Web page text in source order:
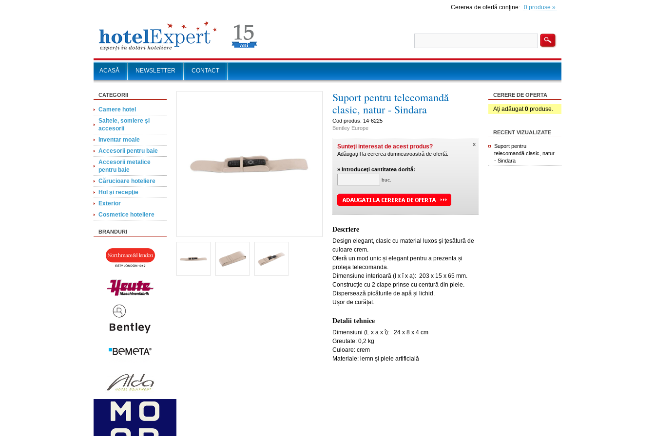
Cererea de ofertă conţine: 0 produse »
ACASĂ NEWSLETTER CONTACT
CATEGORII
Camere hotel
Saltele, somiere şi
accesorii
Inventar moale
Accesorii pentru baie
Accesorii metalice
pentru baie
Cărucioare hoteliere
Hol şi recepţie
Exterior
Cosmetice hoteliere
BRANDURI
Suport pentru telecomandă
clasic, natur - Sindara
Cod produs: 14-6225
Bentley Europe
Sunteţi interesat de acest produs?
Adăugaţi-l la cererea dumneavoastră de ofertă.
x
» Introduceţi cantitatea dorită:
buc.
Descriere
Design elegant, clasic cu material luxos și țesătură de
culoare crem.
Oferă un mod unic și elegant pentru a prezenta și
proteja telecomanda.
Dimensiune interioară (l x î x a): 203 x 15 x 65 mm.
Construcție cu 2 clape prinse cu centură din piele.
Dispersează picăturile de apă și lichid.
Ușor de curățat.
Detalii tehnice
Dimensiuni (L x a x î):
24 x 8 x 4 cm
Greutate: 0,2 kg
Culoare: crem
Materiale: lemn și piele artificială
CERERE DE OFERTA
Aţi adăugat0 produse.
RECENT VIZUALIZATE
Suport pentru
telecomandă clasic, natur
- Sindara